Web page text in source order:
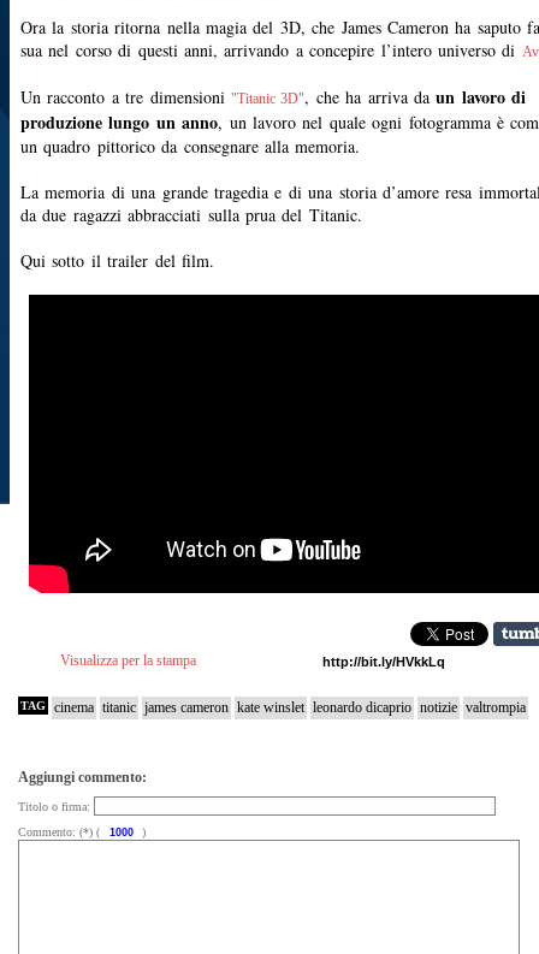
Ora la storia ritorna nella magia del 3D, che James Cameron ha saputo
sua nel corso di questi anni, arrivando a concepire l’intero universo di
Un racconto a tre dimensioni "Titanic 3D", che ha arriva daun lavoro di
produzione lungo un anno, un lavoro nel quale ogni fotogramma è
un quadro pittorico da consegnare alla memoria.
La memoria di una grande tragedia e di una storia d’amore resa
da due ragazzi abbracciati sulla prua del Titanic.
Qui sotto il trailer del film.
Visualizza per la stampa
TAG cinema titanic james cameron kate winslet leonardo dicaprio notizie valtrompia
Aggiungi commento:
Titolo o firma:
Commento: (*) (
)